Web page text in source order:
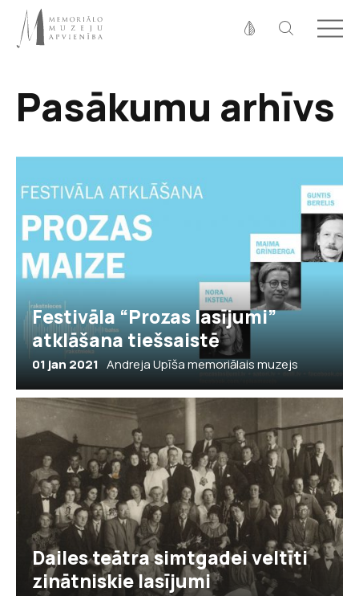
Kontrasts
Pasākumu arhīvs
Festivāla “Prozas lasījumi”
atklāšana tiešsaistē
01 jan 2021 Andreja Upīša memoriālais muzejs
Dailes teātra simtgadei veltīti
zinātniskie lasījumi